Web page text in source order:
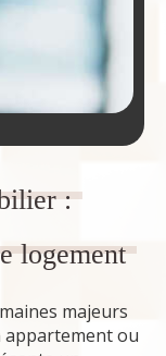
:
logement
majeurs
appartement ou